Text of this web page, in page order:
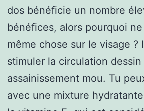
dos bénéficie un nombre
bénéfices, alors pourquoi
même chose sur le visage ?
stimuler la circulation
assainissement mou. Tu
avec une mixture